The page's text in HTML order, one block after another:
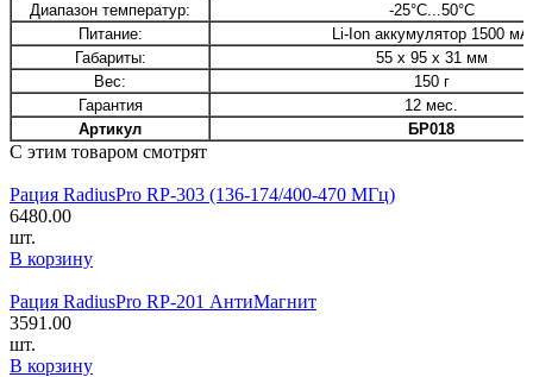
Диапазон температур:
-25°C...50°C
Питание:
Li-Ion аккумулятор 1500 мА
Габариты:
55 х 95 х 31 мм
Вес:
150 г
Гарантия
12 мес.
Артикул
БР018
С этим товаром смотрят
Рация RadiusPro RP-303 (136-174/400-470 МГц)
6480.00
шт.
В корзину
Рация RadiusPro RP-201 АнтиМагнит
3591.00
шт.
В корзину